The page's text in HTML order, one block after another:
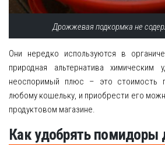
Дрожжевая подкормка не
Они нередко используются в
природная альтернатива
неоспоримый плюс – это стоимость
любому кошельку, и приобрести его
продуктовом магазине.
Как удобрять